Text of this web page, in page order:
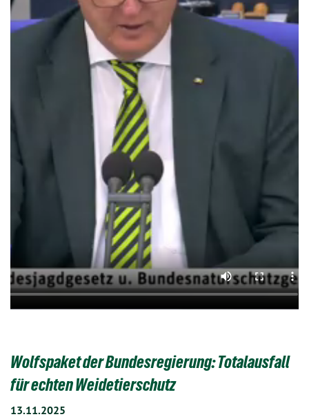
Wolfspaket der Bundesregierung: Totalausfall
für echten Weidetierschutz
13.11.2025